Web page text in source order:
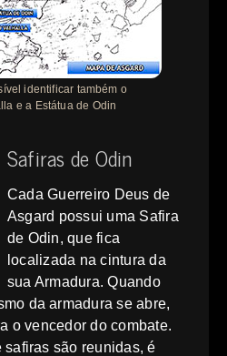
identificar também o
e a Estátua de Odin
Safiras de Odin
Cada Guerreiro Deus de
Asgard possui uma Safira
de Odin, que fica
localizada na cintura da
sua Armadura. Quando
da armadura se abre,
o vencedor do combate.
safiras são reunidas, é